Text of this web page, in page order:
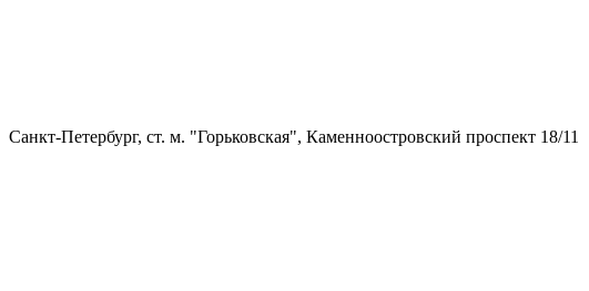
Санкт-Петербург, ст. м. "Горьковская", Каменноостровский проспект 18/11